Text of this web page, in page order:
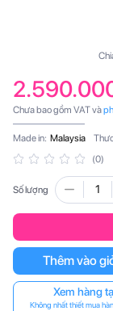
Chưa bao gồm VAT và
Made in: Malaysia
(0)
Số lượng
Thêm vào
Xem hàng
Không nhất thiết mua